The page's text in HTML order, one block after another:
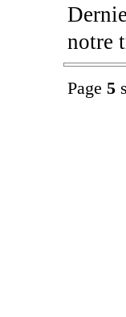
notre
Page 5